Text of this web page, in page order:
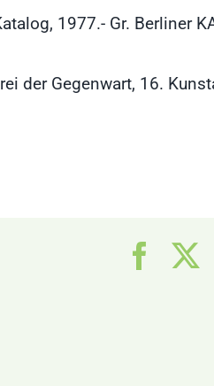
1977.- Gr. Berliner
der Gegenwart, 16.